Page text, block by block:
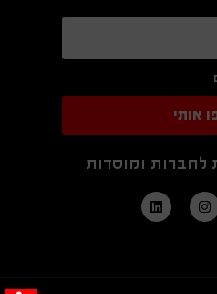
אותי
לחברות ומוסדות